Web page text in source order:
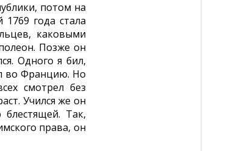
потом на
года стала
каковыми
Позже он
Одного я бил,
во Францию. Но
смотрел без
Учился же он
Так,
права, он